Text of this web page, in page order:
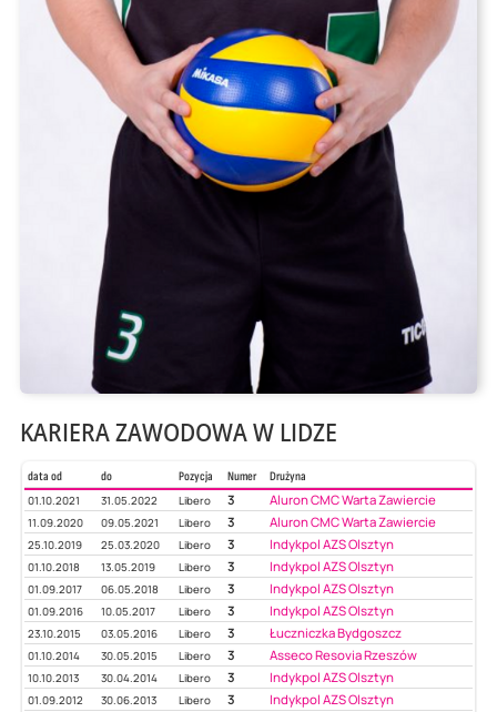
KARIERA ZAWODOWA W LIDZE
data od do Pozycja Numer
Drużyna
01.10.2021
31.05.2022 Libero 3 Aluron CMC Warta Zawiercie
11.09.2020 09.05.2021 Libero 3 Aluron CMC Warta Zawiercie
25.10.2019 25.03.2020 Libero 3 Indykpol AZS Olsztyn
01.10.2018 13.05.2019 Libero 3 Indykpol AZS Olsztyn
01.09.2017 06.05.2018 Libero 3 Indykpol AZS Olsztyn
01.09.2016 10.05.2017 Libero 3 Indykpol AZS Olsztyn
23.10.2015 03.05.2016 Libero 3 Łuczniczka Bydgoszcz
01.10.2014 30.05.2015 Libero 3 Asseco Resovia Rzeszów
10.10.2013 30.04.2014 Libero 3 Indykpol AZS Olsztyn
01.09.2012 30.06.2013 Libero 3 Indykpol AZS Olsztyn